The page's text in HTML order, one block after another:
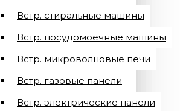
Встр. стиральные машины
Встр. посудомоечные машины
Встр. микроволновые печи
Встр. газовые панели
Встр. электрические панели